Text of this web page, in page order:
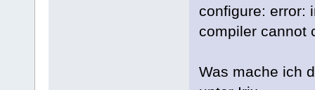
configure: error:
compiler cannot
Was mache ich